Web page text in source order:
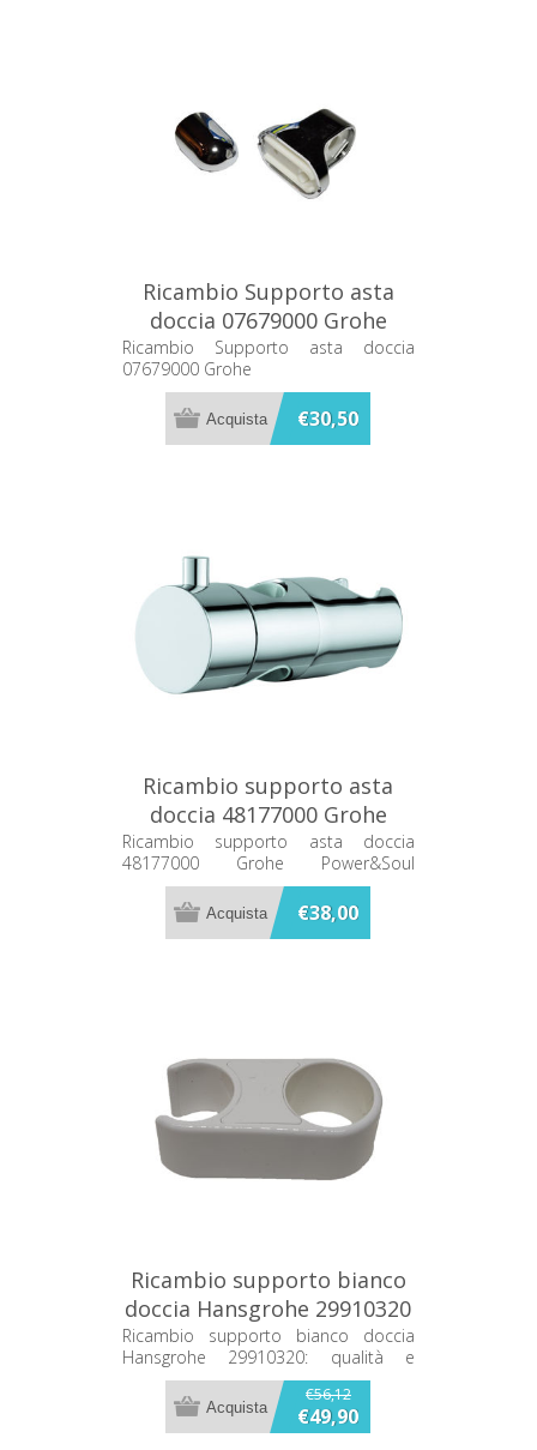
Ricambio Supporto asta
doccia 07679000 Grohe
Ricambio Supporto asta doccia
07679000 Grohe
€30,50
Ricambio supporto asta
doccia 48177000 Grohe
Power&Soul ø25mm
Ricambio supporto asta doccia
48177000 Grohe Power&Soul
ø25mm
€38,00
Ricambio supporto bianco
doccia Hansgrohe 29910320
Ricambio supporto bianco doccia
Hansgrohe 29910320: qualità e
durata per la tua doccia. Compatibile
e facile da installare.
€56,12
€49,90